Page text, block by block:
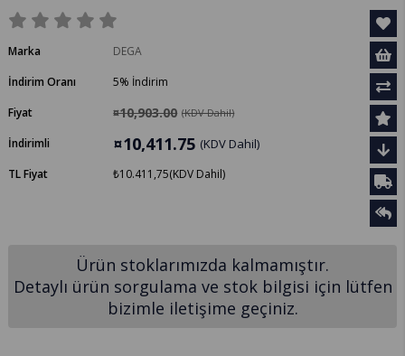
Marka
DEGA
İndirim Oranı
%
5
İndirim
Fiyat
¤10,903.00 (KDV Dahil)
İndirimli ¤10,411.75 (KDV Dahil)
TL Fiyat ₺10.411,75(KDV Dahil)
Ürün stoklarımızda kalmamıştır.
Detaylı ürün sorgulama ve stok bilgisi için lütfen
bizimle iletişime geçiniz.